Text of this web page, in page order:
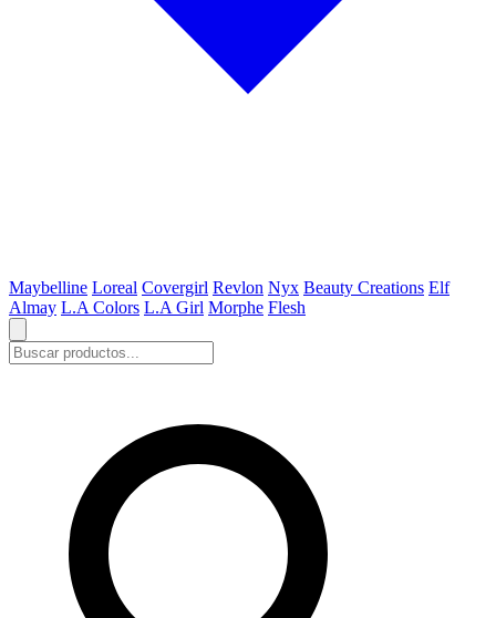
Maybelline Loreal Covergirl Revlon Nyx Beauty Creations Elf
Almay L.A Colors L.A Girl Morphe Flesh